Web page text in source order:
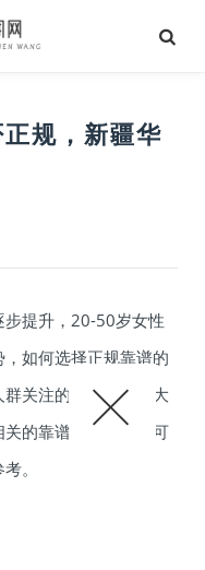
规，新疆华
提升，20-50岁女性
如何选择正规靠谱的
关注的核心问题，大
的靠谱性疑问，就可
。